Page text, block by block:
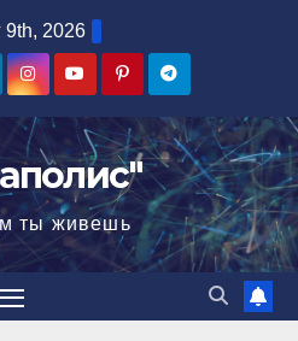
9th, 2026
ты живешь